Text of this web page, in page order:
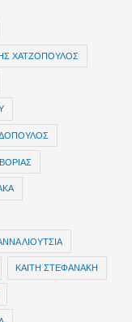
ΧΑΤΖΟΠΟΥΛΟΣ
ΛΙΟΥΤΣΙΑ
ΚΑΙΤΗ ΣΤΕΦΑΝΑΚΗ